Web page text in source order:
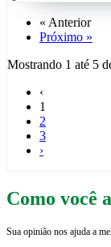
« Anterior
Próximo »
Mostrando 1 até 5
‹
1
2
3
›
Como você
Sua opinião nos ajuda a